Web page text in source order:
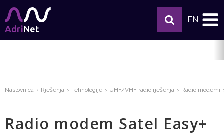
EN
Naslovnica Rješenja Tehnologije UHF/VHF radio rješenja Radio modemi
Radio modem Satel Easy+